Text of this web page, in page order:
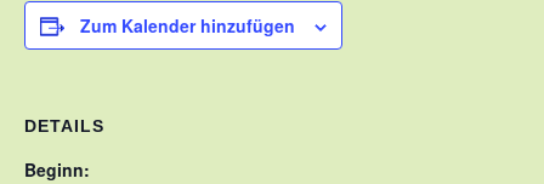
Zum Kalender hinzufügen
DETAILS
Beginn: